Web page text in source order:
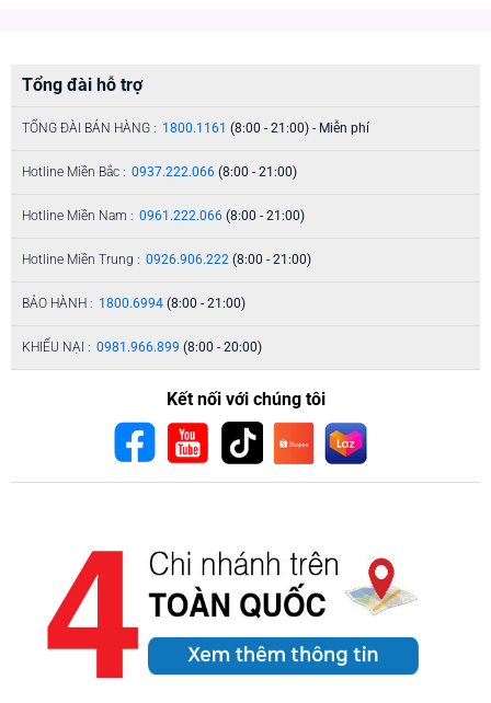
Tổng đài hỗ trợ
TỔNG ĐÀI BÁN HÀNG : 1800.1161 (8:00 - 21:00) - Miễn phí
Hotline Miền Bắc : 0937.222.066 (8:00 - 21:00)
Hotline Miền Nam : 0961.222.066 (8:00 - 21:00)
Hotline Miền Trung : 0926.906.222 (8:00 - 21:00)
BẢO HÀNH : 1800.6994 (8:00 - 21:00)
KHIẾU NẠI : 0981.966.899 (8:00 - 20:00)
Kết nối với chúng tôi